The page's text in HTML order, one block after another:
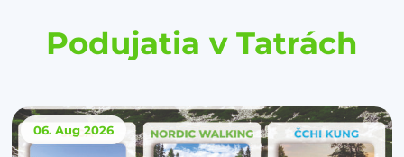
Podujatia v Tatrách
06. Aug 2026